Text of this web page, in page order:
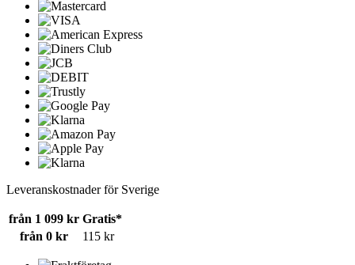
Leveranskostnader för Sverige
från 1 099 kr Gratis*
från 0 kr
115 kr